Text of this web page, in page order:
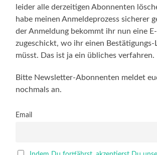
leider alle derzeitigen Abonnenten
habe meinen Anmeldeprozess sicherer
der Anmeldung bekommt ihr nun eine
zugeschickt, wo ihr einen Bestätigungs-
müsst. Das ist ja ein übliches verfahren.
Bitte Newsletter-Abonnenten meldet
nochmals an.
Email